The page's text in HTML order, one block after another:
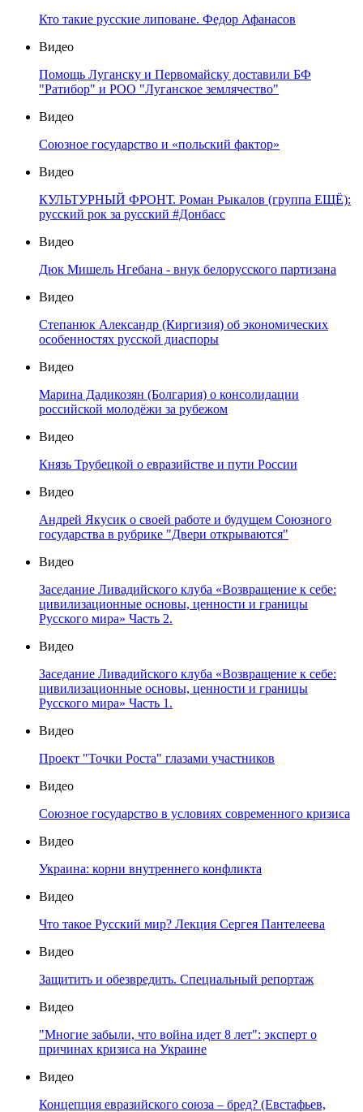
Кто такие русские липоване. Федор Афанасов
Видео
Помощь Луганску и Первомайску доставили БФ
"Ратибор" и РОО "Луганское землячество"
Видео
Союзное государство и «польский фактор»
Видео
КУЛЬТУРНЫЙ ФРОНТ. Роман Рыкалов (группа ЕЩЁ):
русский рок за русский #Донбасс
Видео
Дюк Мишель Нгебана - внук белорусского партизана
Видео
Степанюк Александр (Киргизия) об экономических
особенностях русской диаспоры
Видео
Марина Дадикозян (Болгария) о консолидации
российской молодёжи за рубежом
Видео
Князь Трубецкой о евразийстве и пути России
Видео
Андрей Якусик о своей работе и будущем Союзного
государства в рубрике "Двери открываются"
Видео
Заседание Ливадийского клуба «Возвращение к себе:
цивилизационные основы, ценности и границы
Русского мира» Часть 2.
Видео
Заседание Ливадийского клуба «Возвращение к себе:
цивилизационные основы, ценности и границы
Русского мира» Часть 1.
Видео
Проект "Точки Роста" глазами участников
Видео
Союзное государство в условиях современного кризиса
Видео
Украина: корни внутреннего конфликта
Видео
Что такое Русский мир? Лекция Сергея Пантелеева
Видео
Защитить и обезвредить. Специальный репортаж
Видео
"Многие забыли, что война идет 8 лет": эксперт о
причинах кризиса на Украине
Видео
Концепция евразийского союза – бред? (Евстафьев,